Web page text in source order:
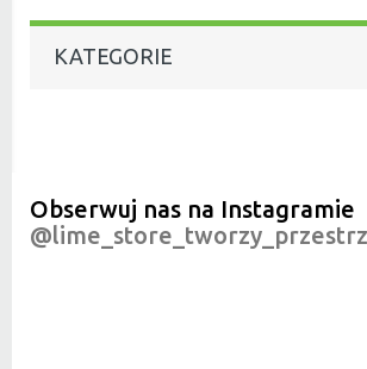
KATEGORIE
Obserwuj nas na Instagramie